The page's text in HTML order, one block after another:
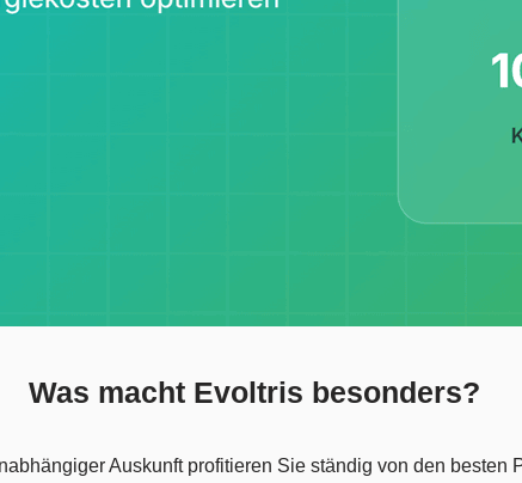
Was macht Evoltris besonders?
Auskunft profitieren Sie ständig von den